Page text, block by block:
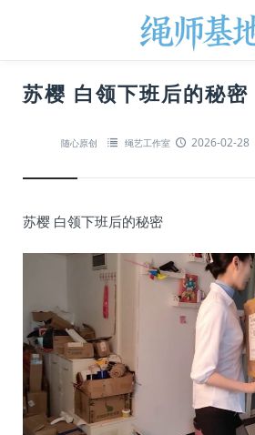
苏樱 白领下班后的秘密
随心原创 绳艺工作室 2026-02-28
苏樱 白领下班后的秘密